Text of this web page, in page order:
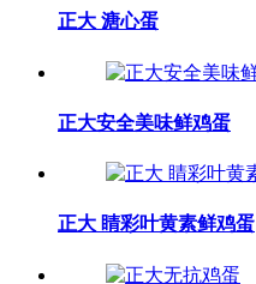
正大 溏心蛋
正大安全美味鲜鸡蛋
正大 睛彩叶黄素鲜鸡蛋